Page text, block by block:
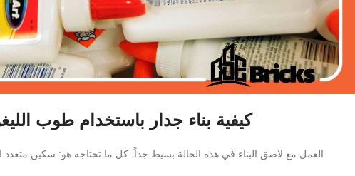
كيفية بناء جدار باستخدام طوب
العمل مع لاصق البناء في هذه الحالة بسيط جداً. كل ما تحتاجه هو: سكين متعدد